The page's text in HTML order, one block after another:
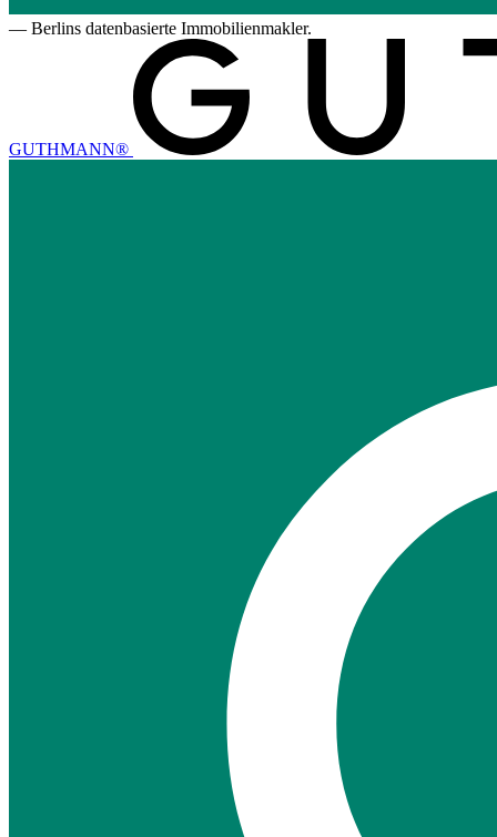
— Berlins datenbasierte Immobilienmakler.
GUTHMANN®